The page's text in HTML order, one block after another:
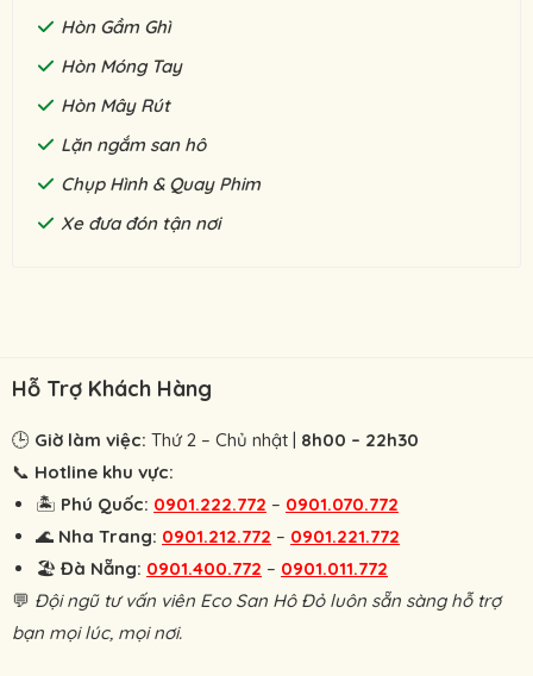
Hòn Gầm Ghì
Hòn Móng Tay
Hòn Mây Rút
Lặn ngắm san hô
Chụp Hình & Quay Phim
Xe đưa đón tận nơi
Hỗ Trợ Khách Hàng
🕒 Giờ làm việc: Thứ 2 – Chủ nhật | 8h00 – 22h30
📞 Hotline khu vực:
🏝 Phú Quốc: 0901.222.772 – 0901.070.772
🌊 Nha Trang: 0901.212.772 – 0901.221.772
🏖 Đà Nẵng: 0901.400.772 – 0901.011.772
💬 Đội ngũ tư vấn viên Eco San Hô Đỏ luôn sẵn sàng hỗ trợ
bạn mọi lúc, mọi nơi.